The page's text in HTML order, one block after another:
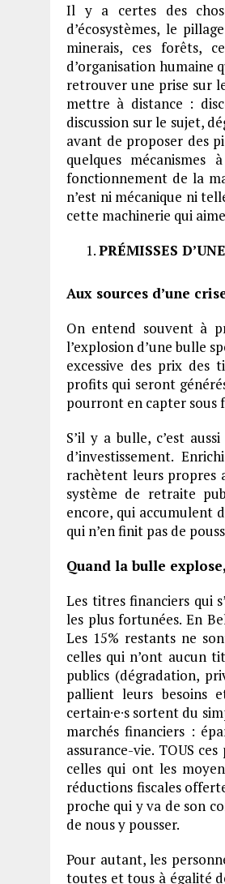
Il y a certes des
d’écosystèmes, le
minerais, ces forêts,
d’organisation
retrouver une prise sur
mettre à distance :
discussion sur le sujet,
avant de proposer des
quelques
fonctionnement de la
n’est ni mécanique ni
cette machinerie qui
PRÉMISSES
Aux sources d’une
On entend souvent à
l’explosion d’une bulle
excessive des prix des
profits qui seront
pourront en capter sous
S’il y a bulle, c’est
d’investissement.
rachètent leurs propres
système de retraite
encore, qui accumulent
qui n’en finit pas de
Quand la bulle
Les titres financiers qui
les plus fortunées. En
Les 15% restants ne
celles qui n’ont aucun
publics (dégradation,
pallient leurs besoins
certain∙e∙s sortent du
marchés financiers :
assurance-vie. TOUS
celles qui ont les
réductions fiscales
proche qui y va de son
de nous y pousser.
Pour autant, les
toutes et tous à égalité